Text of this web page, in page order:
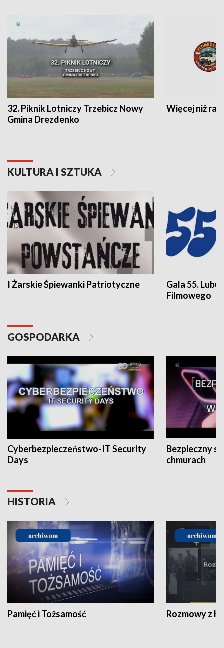
32. Piknik Lotniczy Trzebicz Nowy
Gmina Drezdenko
Więcej niż rajd
KULTURA I SZTUKA
I Żarskie Śpiewanki Patriotyczne
Gala 55.
Filmowego
GOSPODARKA
Cyberbezpieczeństwo-IT Security
Days
Bezpieczny
chmurach
HISTORIA
Pamięć i Tożsamość Rozmowy z